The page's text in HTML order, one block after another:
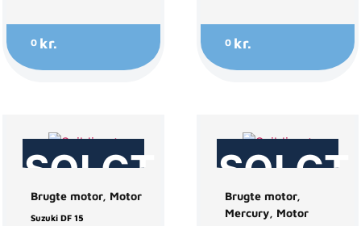
0 kr. 0 kr.
SOLGT
Brugte motor, Motor
Suzuki DF 15
SOLGT
Brugte motor,
Mercury, Motor